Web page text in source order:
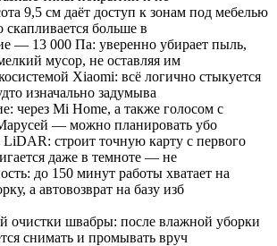
9,5 см даёт доступ к зонам под мебелью
больше в
— 13 000 Па: уверенно убирает пыль,
мусор, не оставляя им
Xiaomi: всё логично стыкуется
изначально задумыва
через Mi Home, а также голосом с
— можно планировать убо
строит точную карту с первого
даже в темноте — не
до 150 минут работы хватает на
а автовозврат на базу изб
очистки швабры: после влажной уборки
снимать и промывать вруч